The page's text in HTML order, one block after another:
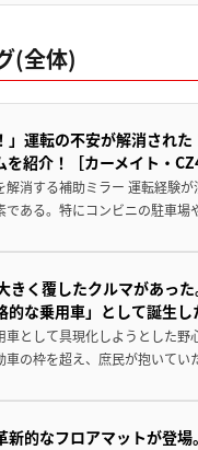
(全体)
」運転の不安が解消され
紹介！［カーメイト・
消する補助ミラー 運転経験が
ある。特にコンビニの駐車
きく覆したクルマがあっ
な乗用車」として誕生し
車として具現化しようとした
の枠を超え、庶民が抱いて
新的なフロアマットが登